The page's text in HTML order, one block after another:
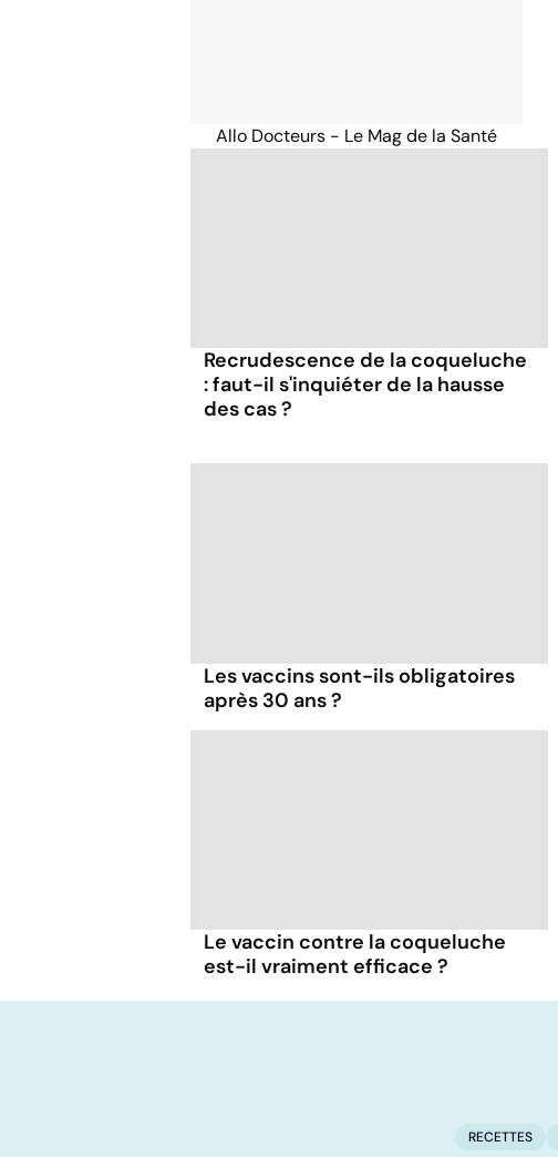
Allo Docteurs - Le Mag de la Santé
Recrudescence de la coqueluche
: faut-il s'inquiéter de la hausse
des cas ?
Les vaccins sont-ils obligatoires
après 30 ans ?
Le vaccin contre la coqueluche
est-il vraiment efficace ?
RECETTES